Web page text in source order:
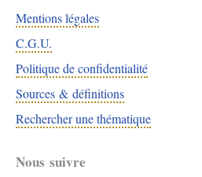
Mentions légales
C.G.U.
Politique de confidentialité
Sources & définitions
Rechercher une thématique
Nous suivre